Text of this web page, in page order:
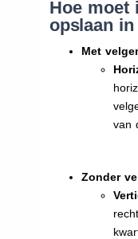
Hoe moet
opslaan
Met
van
Zonder